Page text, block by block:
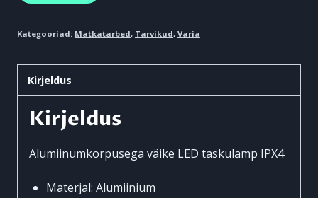
pritsmekindel
LED
kogus
Kategooriad: Matkatarbed, Tarvikud, Varia
Kirjeldus
Kirjeldus
Alumiinumkorpusega väike LED taskulamp IPX4
Materjal: Alumiinium